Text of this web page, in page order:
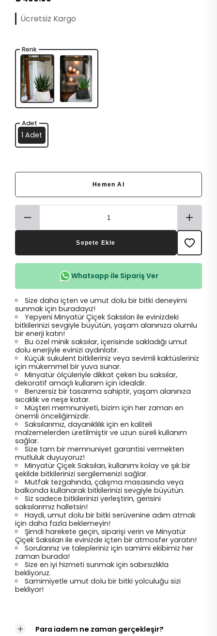
Ücretsiz Kargo
Renk
Adet
1 Adet
Hemen Al
Sepete Ekle
Whatsapp ile Sipariş Ver
Size daha içten ve umut dolu bir bitki deneyimi
sunmak için buradayız!
Yepyeni Minyatür Çiçek Saksıları ile evinizdeki
bitkilerinizi sevgiyle büyütün, yaşam alanınıza olumlu
bir enerji katın!
Bu özel minik saksılar, içerisinde sakladığı umut
dolu enerjiyle evinizi aydınlatır.
Küçük sukulent bitkileriniz veya sevimli kaktüsleriniz
için mükemmel bir yuva sunar.
Minyatür ölçüleriyle dikkat çeken bu saksılar,
dekoratif amaçlı kullanım için idealdir.
Benzersiz bir tasarıma sahiptir, yaşam alanınıza
sıcaklık ve neşe katar.
Müşteri memnuniyeti, bizim için her zaman en
önemli önceliğimizdir.
Saksılarımız, dayanıklılık için en kaliteli
malzemelerden üretilmiştir ve uzun süreli kullanım
sağlar.
Size tam bir memnuniyet garantisi vermekten
mutluluk duyuyoruz!
Minyatür Çiçek Saksıları, kullanımı kolay ve şık bir
şekilde bitkilerinizi sergilemenizi sağlar.
Mutfak tezgahında, çalışma masasında veya
balkonda kullanarak bitkilerinizi sevgiyle büyütün.
Siz sadece bitkilerinizi yerleştirin, gerisini
saksılarımız halletsin!
Haydi, umut dolu bir bitki serüvenine adım atmak
için daha fazla beklemeyin!
Şimdi harekete geçin, siparişi verin ve Minyatür
Çiçek Saksıları ile evinizde içten bir atmosfer yaratın!
Sorularınız ve talepleriniz için samimi ekibimiz her
zaman burada!
Size en iyi hizmeti sunmak için sabırsızlıkla
bekliyoruz.
Samimiyetle umut dolu bir bitki yolculuğu sizi
bekliyor!
Para iadem ne zaman gerçekleşir?